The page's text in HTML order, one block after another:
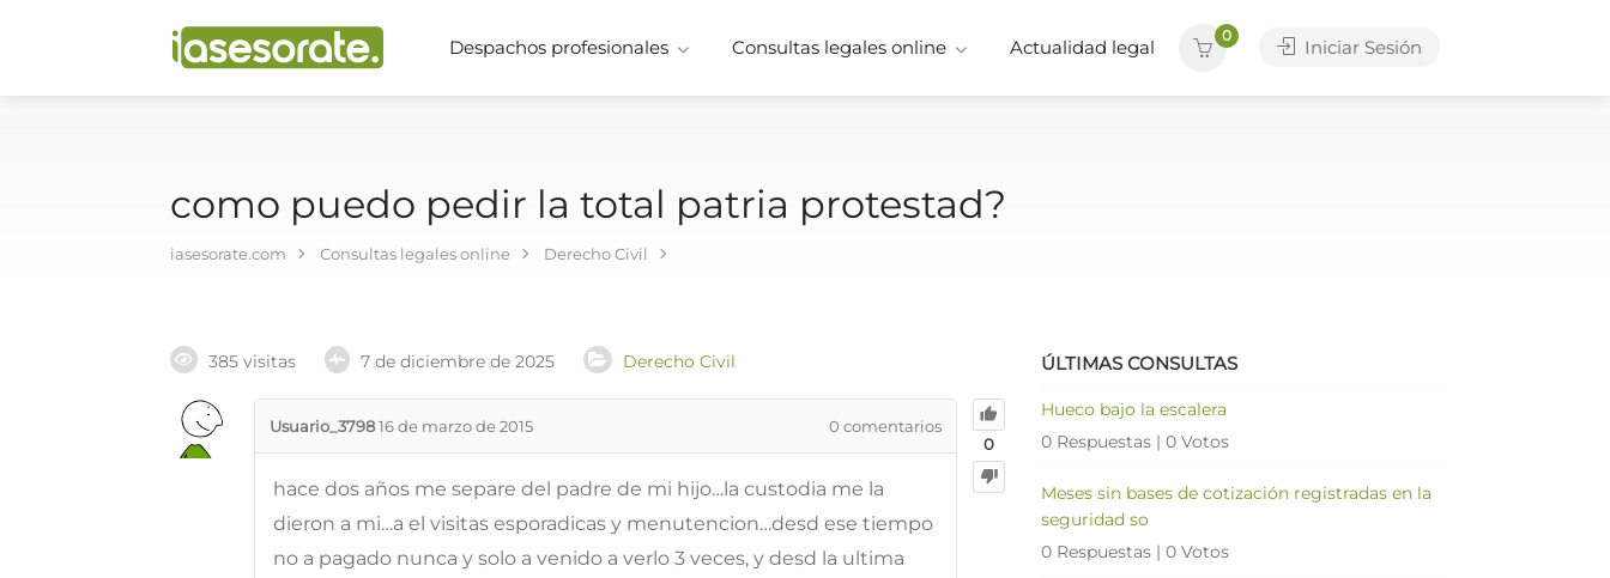
Despachos profesionales Consultas legales online Actualidad legal
0
Iniciar Sesión
como puedo pedir la total patria protestad?
iasesorate.com Consultas legales online Derecho Civil
385 visitas 7 de diciembre de 2025 Derecho Civil
0
Usuario_379816 de marzo de 2015 0 comentarios
hace dos años me separe del padre de mi hijo…la custodia me la
dieron a mi…a el visitas esporadicas y menutencion…desd ese tiempo
no a pagado nunca y solo a venido a verlo 3 veces, y desd la ultima
ÚLTIMAS CONSULTAS
Hueco bajo la escalera
0 Respuestas | 0 Votos
Meses sin bases de cotización registradas en la
seguridad so
0 Respuestas | 0 Votos